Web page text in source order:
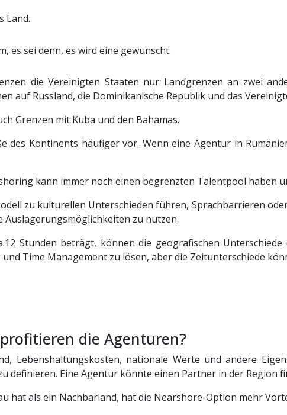
Land.
es sei denn, es wird eine gewünscht.
die Vereinigten Staaten nur Landgrenzen an zwei
auf Russland, die Dominikanische Republik und das
Grenzen mit Kuba und den Bahamas.
Kontinents häufiger vor. Wenn eine Agentur in
kann immer noch einen begrenzten Talentpool haben
zu kulturellen Unterschieden führen, Sprachbarrieren
Auslagerungsmöglichkeiten zu nutzen.
Stunden beträgt, können die geografischen
Time Management zu lösen, aber die Zeitunterschiede
die Agenturen?
Lebenshaltungskosten, nationale Werte und andere
definieren. Eine Agentur könnte einen Partner in der Region
hat als ein Nachbarland, hat die Nearshore-Option mehr